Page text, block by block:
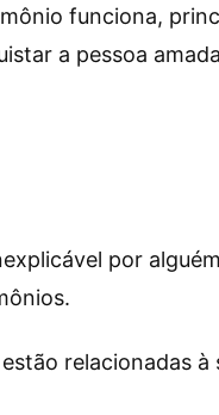
funciona,
a pessoa
por
relacionadas à